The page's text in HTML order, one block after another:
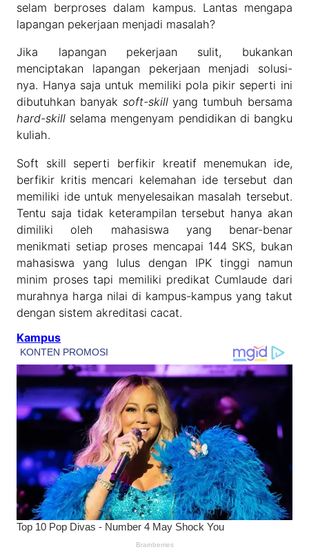
selam berproses dalam kampus. Lantas mengapa
lapangan pekerjaan menjadi masalah?
Jika lapangan pekerjaan sulit, bukankan
menciptakan lapangan pekerjaan menjadi solusi-
nya. Hanya saja untuk memiliki pola pikir seperti ini
dibutuhkan banyak soft-skillyang tumbuh bersama
hard-skill selama mengenyam pendidikan di bangku
kuliah.
Soft skill seperti berfikir kreatif menemukan ide,
berfikir kritis mencari kelemahan ide tersebut dan
memiliki ide untuk menyelesaikan masalah tersebut.
Tentu saja tidak keterampilan tersebut hanya akan
dimiliki oleh mahasiswa yang benar-benar
menikmati setiap proses mencapai 144 SKS, bukan
mahasiswa yang lulus dengan IPK tinggi namun
minim proses tapi memiliki predikat Cumlaude dari
murahnya harga nilai di kampus-kampus yang takut
dengan sistem akreditasi cacat.
Kampus